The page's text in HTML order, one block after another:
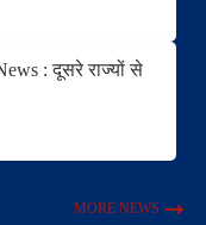
: दूसरे राज्यों से
MORE NEWS